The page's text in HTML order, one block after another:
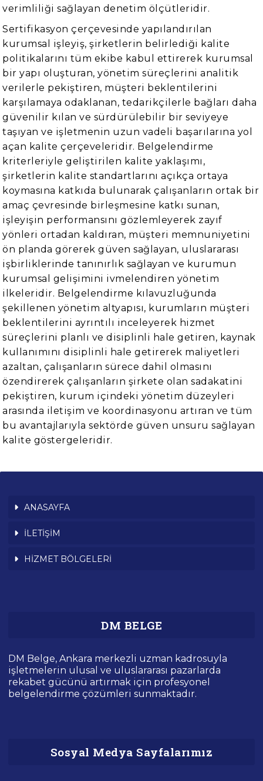
verimliliği sağlayan denetim ölçütleridir.
Sertifikasyon çerçevesinde yapılandırılan
kurumsal işleyiş, şirketlerin belirlediği kalite
politikalarını tüm ekibe kabul ettirerek kurumsal
bir yapı oluşturan, yönetim süreçlerini analitik
verilerle pekiştiren, müşteri beklentilerini
karşılamaya odaklanan, tedarikçilerle bağları daha
güvenilir kılan ve sürdürülebilir bir seviyeye
taşıyan ve işletmenin uzun vadeli başarılarına yol
açan kalite çerçeveleridir. Belgelendirme
kriterleriyle geliştirilen kalite yaklaşımı,
şirketlerin kalite standartlarını açıkça ortaya
koymasına katkıda bulunarak çalışanların ortak bir
amaç çevresinde birleşmesine katkı sunan,
işleyişin performansını gözlemleyerek zayıf
yönleri ortadan kaldıran, müşteri memnuniyetini
ön planda görerek güven sağlayan, uluslararası
işbirliklerinde tanınırlık sağlayan ve kurumun
kurumsal gelişimini ivmelendiren yönetim
ilkeleridir. Belgelendirme kılavuzluğunda
şekillenen yönetim altyapısı, kurumların müşteri
beklentilerini ayrıntılı inceleyerek hizmet
süreçlerini planlı ve disiplinli hale getiren, kaynak
kullanımını disiplinli hale getirerek maliyetleri
azaltan, çalışanların sürece dahil olmasını
özendirerek çalışanların şirkete olan sadakatini
pekiştiren, kurum içindeki yönetim düzeyleri
arasında iletişim ve koordinasyonu artıran ve tüm
bu avantajlarıyla sektörde güven unsuru sağlayan
kalite göstergeleridir.
ANASAYFA
İLETİŞİM
HİZMET BÖLGELERİ
DM BELGE
DM Belge, Ankara merkezli uzman kadrosuyla
işletmelerin ulusal ve uluslararası pazarlarda
rekabet gücünü artırmak için profesyonel
belgelendirme çözümleri sunmaktadır.
Sosyal Medya Sayfalarımız